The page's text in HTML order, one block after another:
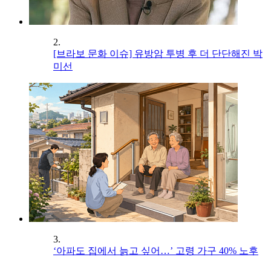
2.
[브라보 문화 이슈] 유방암 투병 후 더 단단해진 박
미선
3.
‘아파도 집에서 늙고 싶어…’ 고령 가구 40% 노후